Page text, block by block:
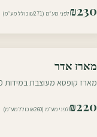
₪230 לפני מע״מ (₪271 כולל מע״מ)
עוטף צפון
מארז אדר
מארז קופסא מעוצבת במידות 26/35/10 ס״מ הכולל:
₪220 לפני מע״מ (₪260 כולל מע״מ)